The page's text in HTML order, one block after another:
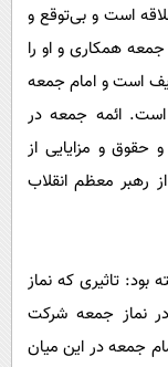
است و بی‌توقع و
جمعه همکاری و او را
است و امام جمعه
است. ائمه جمعه در
حقوق و مزایایی از
رهبر معظم انقلاب
بود: تاثیری که نماز
نماز جمعه شرکت
جمعه در این میان